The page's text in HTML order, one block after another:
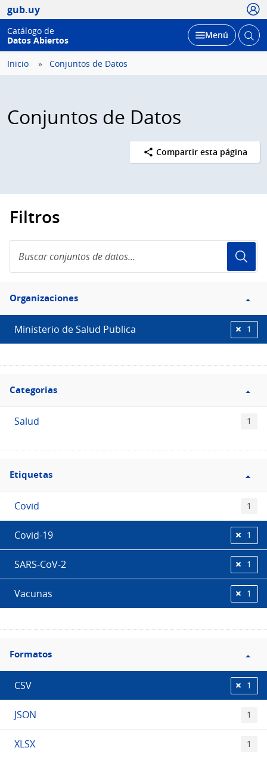
gub.uy
Catálogo de
Datos Abiertos
Desplegar
Menú Abrir
Inicio Conjuntos de Datos
Conjuntos de Datos
Compartir esta página
Filtros
conjuntos
de
Filtro
Organizaciones
Organizaciones
Ministerio de Salud Publica 1
Filtro
Categorias
Categorias
Salud 1
Filtro
Etiquetas
Etiquetas
Covid 1
Covid-19 1
SARS-CoV-2 1
Vacunas 1
Filtro
Formatos
Formatos
CSV 1
JSON 1
XLSX 1